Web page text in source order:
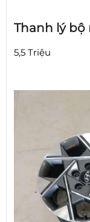
Thanh lý bộ
5,5 Triệu